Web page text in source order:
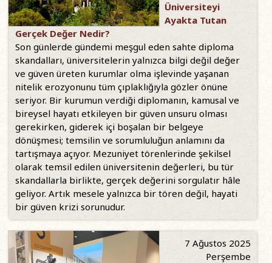
Üniversiteyi
Ayakta Tutan
Gerçek Değer Nedir?
Son günlerde gündemi meşgul eden sahte diploma
skandalları, üniversitelerin yalnızca bilgi değil değer
ve güven üreten kurumlar olma işlevinde yaşanan
nitelik erozyonunu tüm çıplaklığıyla gözler önüne
seriyor. Bir kurumun verdiği diplomanın, kamusal ve
bireysel hayatı etkileyen bir güven unsuru olması
gerekirken, giderek içi boşalan bir belgeye
dönüşmesi; temsilin ve sorumluluğun anlamını da
tartışmaya açıyor. Mezuniyet törenlerinde şekilsel
olarak temsil edilen üniversitenin değerleri, bu tür
skandallarla birlikte, gerçek değerini sorgulatır hâle
geliyor. Artık mesele yalnızca bir tören değil, hayati
bir güven krizi sorunudur.
7 Ağustos 2025
Perşembe